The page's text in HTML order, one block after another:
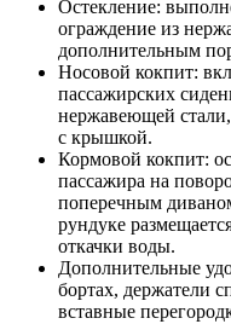
Остекление:
ограждение из
дополнительным
Носовой кокпит:
пассажирских
нержавеющей
с крышкой.
Кормовой кокпит:
пассажира на
поперечным
рундуке
откачки воды.
Дополнительные
бортах, держатели
вставные